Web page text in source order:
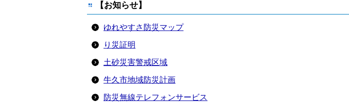
【お知らせ】
ゆれやすさ防災マップ
り災証明
土砂災害警戒区域
牛久市地域防災計画
防災無線テレフォンサービス